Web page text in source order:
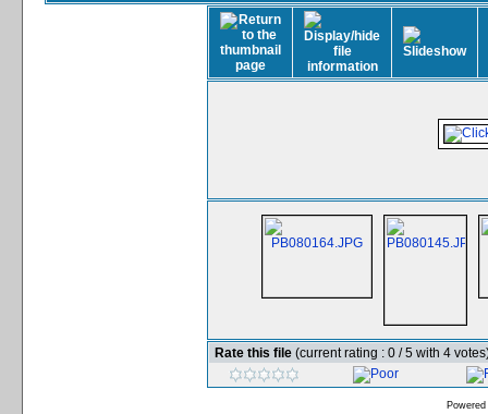
Rate this file (current rating : 0 / 5 with 4